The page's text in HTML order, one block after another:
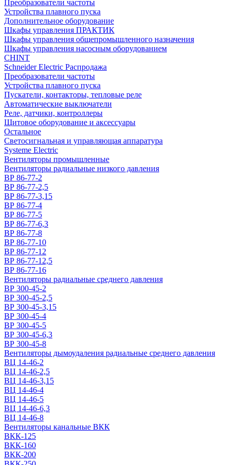
Преобразователи частоты
Устройства плавного пуска
Дополнительное оборудование
Шкафы управления ПРАКТИК
Шкафы управления общепромышленного назначения
Шкафы управления насосным оборудованием
CHINT
Schneider Electric Распродажа
Преобразователи частоты
Устройства плавного пуска
Пускатели, контакторы, тепловые реле
Автоматические выключатели
Реле, датчики, контроллеры
Щитовое оборудование и аксессуары
Остальное
Светосигнальная и управляющая аппаратура
Systeme Electric
Вентиляторы промышленные
Вентиляторы радиальные низкого давления
ВР 86-77-2
ВР 86-77-2,5
ВР 86-77-3,15
ВР 86-77-4
ВР 86-77-5
ВР 86-77-6,3
ВР 86-77-8
ВР 86-77-10
ВР 86-77-12
ВР 86-77-12,5
ВР 86-77-16
Вентиляторы радиальные среднего давления
ВР 300-45-2
ВР 300-45-2,5
ВР 300-45-3,15
ВР 300-45-4
ВР 300-45-5
ВР 300-45-6,3
ВР 300-45-8
Вентиляторы дымоудаления радиальные среднего давления
ВЦ 14-46-2
ВЦ 14-46-2,5
ВЦ 14-46-3,15
ВЦ 14-46-4
ВЦ 14-46-5
ВЦ 14-46-6,3
ВЦ 14-46-8
Вентиляторы канальные ВКК
ВКК-125
ВКК-160
ВКК-200